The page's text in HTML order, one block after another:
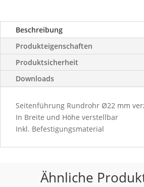
Beschreibung
Produkteigenschaften
Produktsicherheit
Downloads
Seitenführung Rundrohr Ø22 mm
In Breite und Höhe verstellbar
Inkl. Befestigungsmaterial
Ähnliche